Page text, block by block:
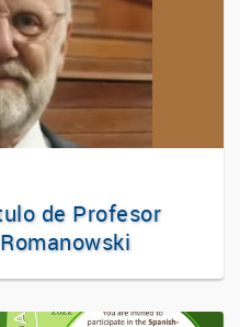
de Profesor